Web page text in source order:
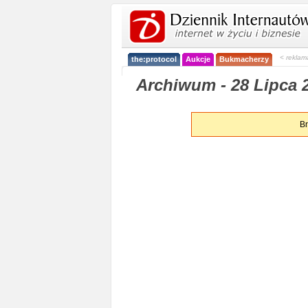
the:protocol Aukcje Bukmacherzy <
Archiwum - 28 Lipca